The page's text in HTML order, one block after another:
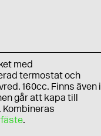
med
termostat och
160cc. Finns även i
går att kapa till
Kombineras
.